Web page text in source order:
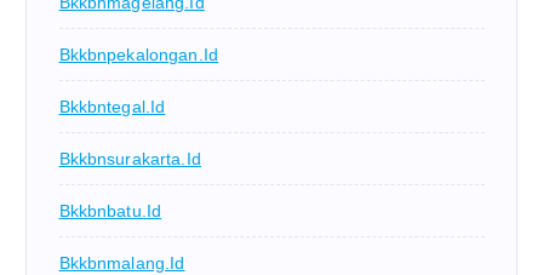
Bkkbnpekalongan.id
Bkkbntegal.id
Bkkbnsurakarta.id
Bkkbnbatu.id
Bkkbnmalang.id